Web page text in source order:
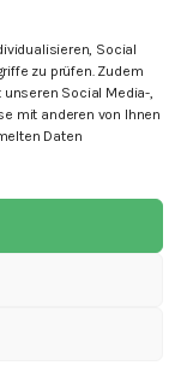
Social
zu prüfen. Zudem
Social Media-,
mit anderen von Ihnen
Daten